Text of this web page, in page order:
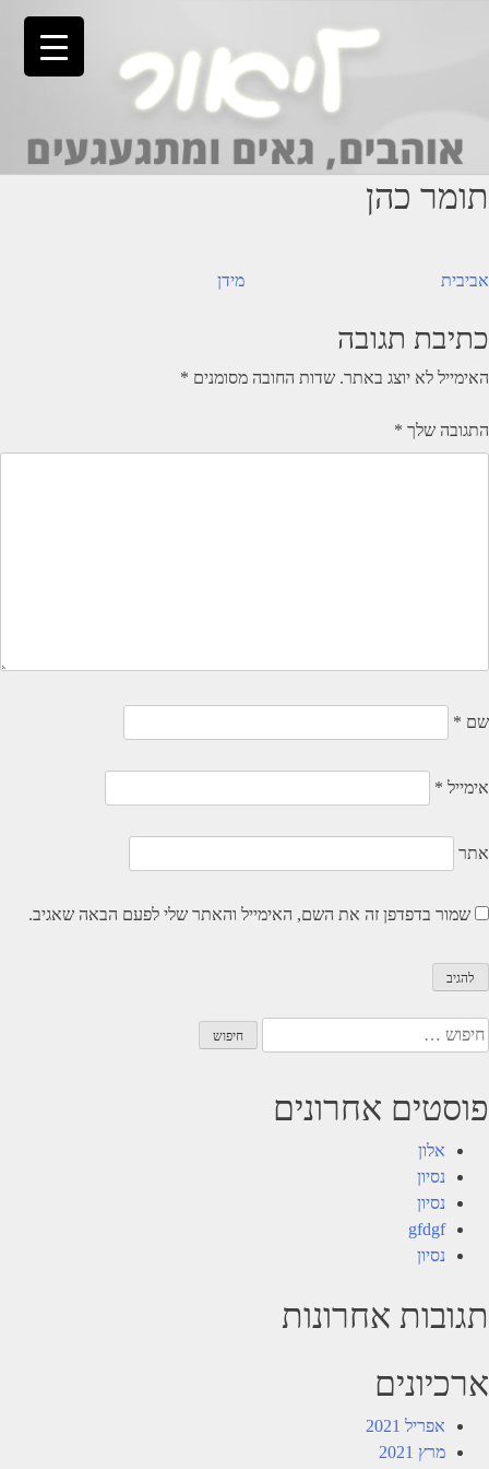
תומר כהן
ניווט מידן אביבית
כתיבת תגובה
האימייל לא יוצג באתר. שדות החובה מסומנים *
התגובה שלך *
שם *
אימייל *
אתר
שמור בדפדפן זה את השם, האימייל והאתר שלי לפעם הבאה שאגיב.
חיפוש:
פוסטים אחרונים
אלון
נסיון
נסיון
gfdgf
נסיון
תגובות אחרונות
ארכיונים
אפריל 2021
מרץ 2021